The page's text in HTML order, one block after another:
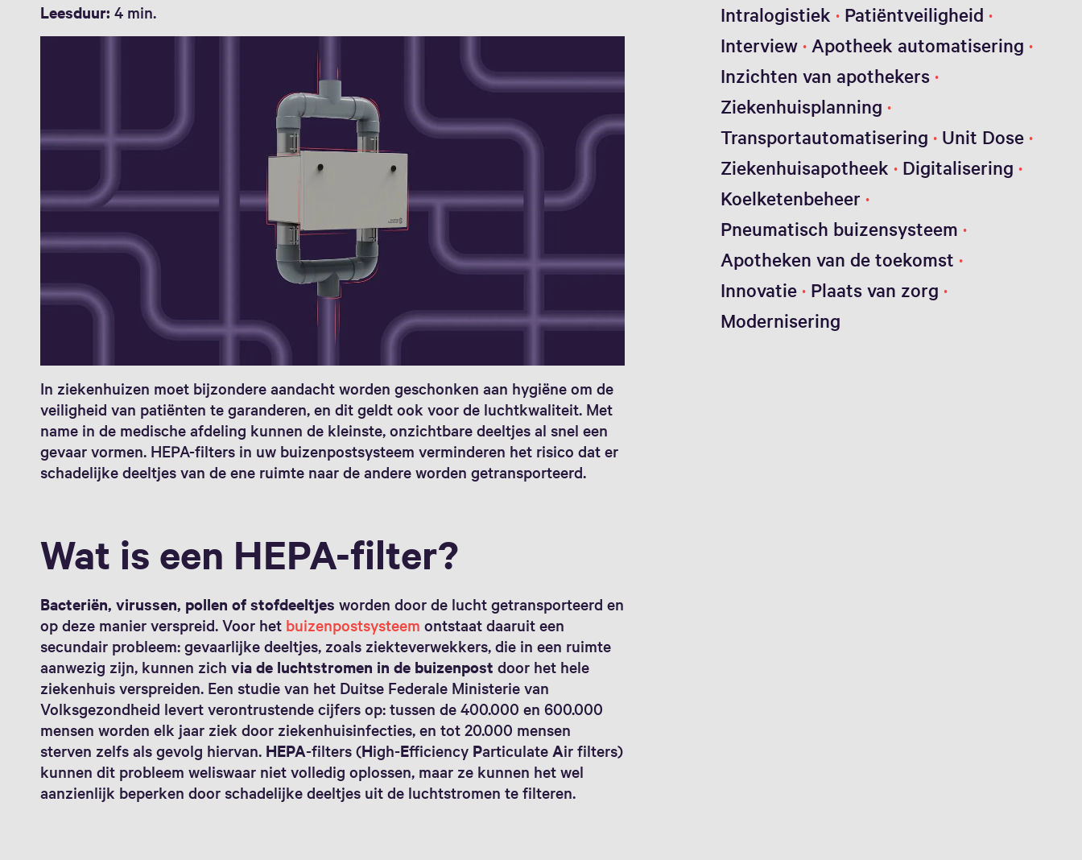
Leesduur: 4 min.
In ziekenhuizen moet bijzondere aandacht worden geschonken aan hygiëne om de
veiligheid van patiënten te garanderen, en dit geldt ook voor de luchtkwaliteit. Met
name in de medische afdeling kunnen de kleinste, onzichtbare deeltjes al snel een
gevaar vormen. HEPA-filters in uw buizenpostsysteem verminderen het risico dat er
schadelijke deeltjes van de ene ruimte naar de andere worden getransporteerd.
Wat is een HEPA-filter?
Bacteriën, virussen, pollen of stofdeeltjes worden door de lucht getransporteerd en
op deze manier verspreid. Voor het buizenpostsysteemontstaat daaruit een
secundair probleem: gevaarlijke deeltjes, zoals ziekteverwekkers, die in een ruimte
aanwezig zijn, kunnen zichvia de luchtstromen in de buizenpost door het hele
ziekenhuis verspreiden. Een studie van het Duitse Federale Ministerie van
Volksgezondheid levert verontrustende cijfers op: tussen de 400.000 en 600.000
mensen worden elk jaar ziek door ziekenhuisinfecties, en tot 20.000 mensen
sterven zelfs als gevolg hiervan. HEPA-filters (High-Efficiency ParticulateAir filters)
kunnen dit probleem weliswaar niet volledig oplossen, maar ze kunnen het wel
aanzienlijk beperken door schadelijke deeltjes uit de luchtstromen te filteren.
Intralogistiek
Patiëntveiligheid
Interview Apotheek automatisering
Inzichten van apothekers
Ziekenhuisplanning
Transportautomatisering
Unit Dose
Ziekenhuisapotheek
Digitalisering
Koelketenbeheer
Pneumatisch buizensysteem
Apotheken van de toekomst
Innovatie Plaats van zorg
Modernisering